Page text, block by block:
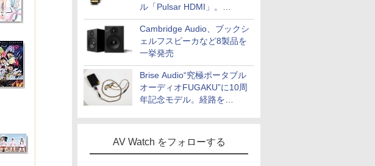
ル「Pulsar HDMI」。
SilentPowerから
Cambridge Audio、ブックシ
ェルフスピーカなど8製品を
一挙発売
Brise Audio“究極ポータブル
オーディオFUGAKU”に10周
年記念モデル。経路を
AV Watch をフォローする